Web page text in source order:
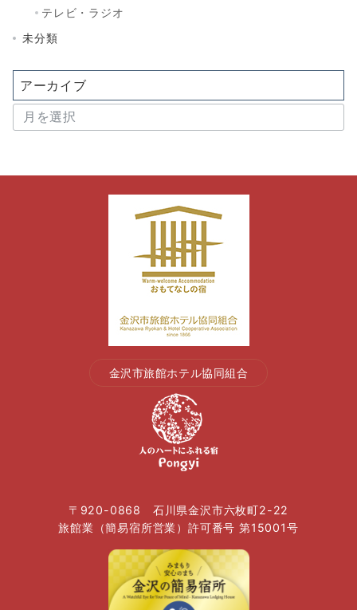
テレビ・ラジオ
未分類
アーカイブ
ー
金沢市旅館ホテル協同組合
〒920-0868 石川県金沢市六枚町2-22
旅館業（簡易宿所営業）許可番号 第15001号